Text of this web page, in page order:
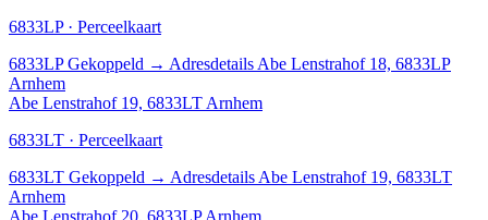
6833LP · Perceelkaart
6833LP Gekoppeld → Adresdetails Abe Lenstrahof 18, 6833LP
Arnhem
Abe Lenstrahof 19, 6833LT Arnhem
6833LT · Perceelkaart
6833LT Gekoppeld → Adresdetails Abe Lenstrahof 19, 6833LT
Arnhem
Abe Lenstrahof 20, 6833LP Arnhem